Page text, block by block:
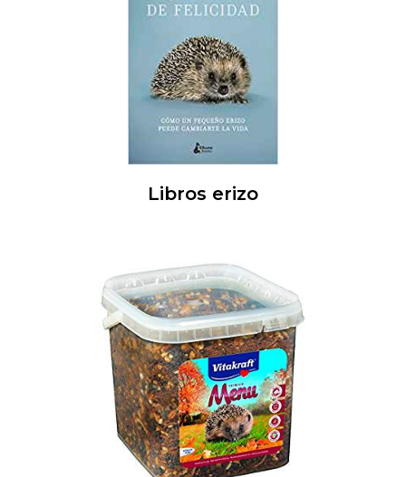
Libros erizo